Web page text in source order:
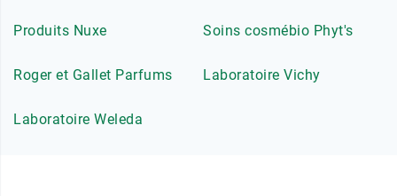
Produits Nuxe Soins cosmébio Phyt's
Roger et Gallet Parfums Laboratoire Vichy
Laboratoire Weleda